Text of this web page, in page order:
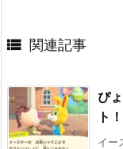
 関連記事
ぴ
ト
イー